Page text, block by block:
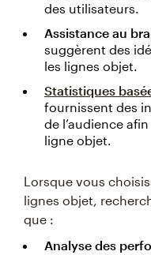
des utilisateurs.
Assistance au
suggèrent des
les lignes objet.
Statistiques
fournissent des
de l’audience
ligne objet.
Lorsque vous
lignes objet,
que :
Analyse des